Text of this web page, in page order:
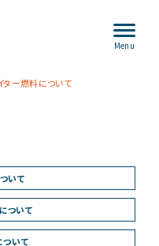
Menu
ター燃料について
いて
ついて
ついて